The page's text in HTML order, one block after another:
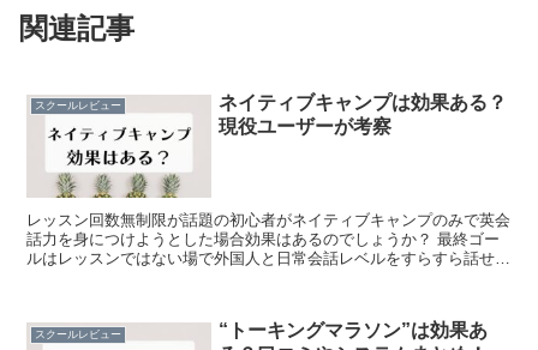
関連記事
スクールレビュー
ネイティブキャンプは効果ある？
現役ユーザーが考察
レッスン回数無制限が話題の初心者がネイティブキャンプのみで英会
話力を身につけようとした場合効果はあるのでしょうか？ 最終ゴー
ルはレッスンではない場で外国人と日常会話レベルをすらすら話せる
スクールレビュー
“トーキングマラソン”は効果あ